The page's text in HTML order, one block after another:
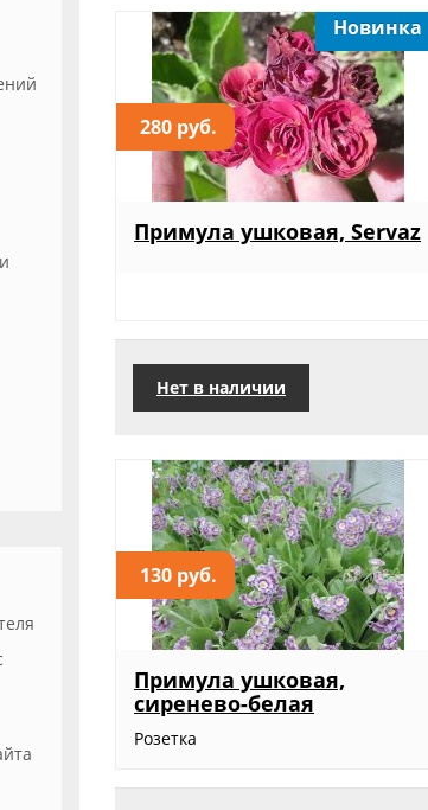
280 руб.
Новинка
Примула ушковая, Servaz
Нет в наличии
130 руб.
Примула ушковая,
сиренево-белая
Розетка